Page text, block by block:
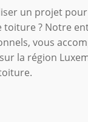
un projet
? Notre
vous
la région